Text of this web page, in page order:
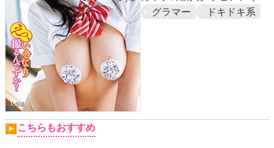
ル!! 今回はI-ONEの用意した
グラマー ドキドキ系
▶こちらもおすすめ